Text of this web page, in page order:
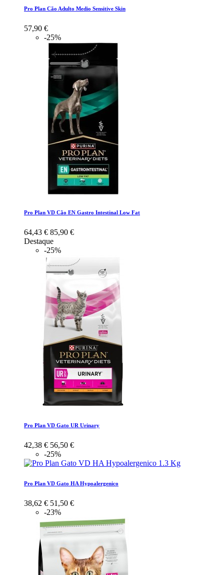
Pro Plan Cão Adulto Medio Sensitive Skin
57,90 €
-25%
Pro Plan VD Cão EN Gastro Intestinal Low Fat
64,43 € 85,90 €
Destaque
-25%
Pro Plan VD Gato UR Urinary
42,38 € 56,50 €
-25%
Pro Plan VD Gato HA Hypoalergenico
38,62 € 51,50 €
-23%